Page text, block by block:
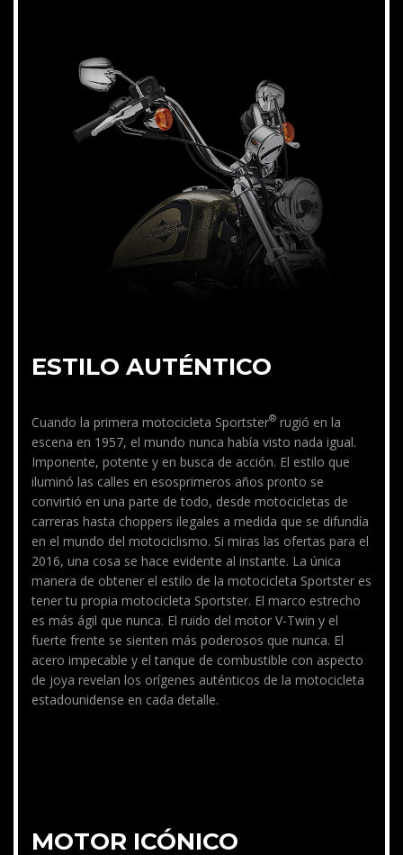
ESTILO AUTÉNTICO
Cuando la primera motocicleta Sportster® rugió en la
escena en 1957, el mundo nunca había visto nada igual.
Imponente, potente y en busca de acción. El estilo que
iluminó las calles en esosprimeros años pronto se
convirtió en una parte de todo, desde motocicletas de
carreras hasta choppers ilegales a medida que se difundía
en el mundo del motociclismo. Si miras las ofertas para el
2016, una cosa se hace evidente al instante. La única
manera de obtener el estilo de la motocicleta Sportster es
tener tu propia motocicleta Sportster. El marco estrecho
es más ágil que nunca. El ruido del motor V-Twin y el
fuerte frente se sienten más poderosos que nunca. El
acero impecable y el tanque de combustible con aspecto
de joya revelan los orígenes auténticos de la motocicleta
estadounidense en cada detalle.
MOTOR ICÓNICO